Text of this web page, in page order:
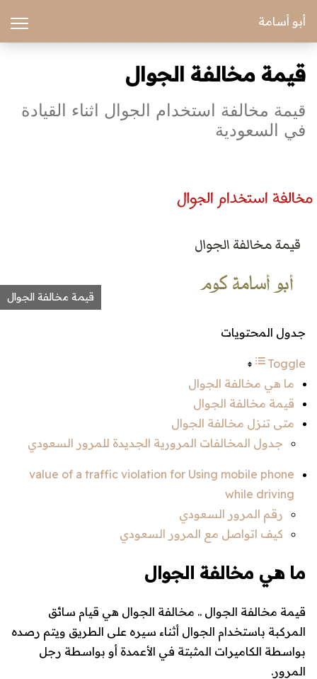
أبو أسامة
قيمة مخالفة الجوال
قيمة مخالفة استخدام الجوال اثناء القيادة
في السعودية
قيمة مخالفة الجوال
جدول المحتويات
Toggle
ما هي مخالفة الجوال
قيمة مخالفة الجوال
متى تنزل مخالفة الجوال
جدول المخالفات المرورية الجديدة للمرور السعودي
value of a traffic violation for Using mobile phone
while driving
رقم المرور السعودي
كيف اتواصل مع المرور السعودي
ما هي مخالفة الجوال
قيمة مخالفة الجوال .. مخالفة الجوال هي قيام سائق
المركبة باستخدام الجوال أثناء سيره على الطريق ويتم رصده
بواسطة الكاميرات المثبتة في الأعمدة أو بواسطة رجل
المرور.